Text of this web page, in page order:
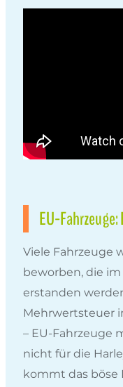
EU-
Viele Fahrzeuge
beworben, die
erstanden
Mehrwertsteuer
– EU-Fahrzeuge
nicht für die
kommt das böse